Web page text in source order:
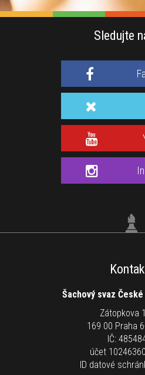
Sledujte
Šachový svaz
Zátopkova
169 00 Praha
IČ:
účet
ID datové